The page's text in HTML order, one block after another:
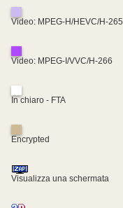
Video: MPEG-H/HEVC/H-265
Video: MPEG-I/VVC/H-266
In chiaro - FTA
Encrypted
Visualizza una schermata